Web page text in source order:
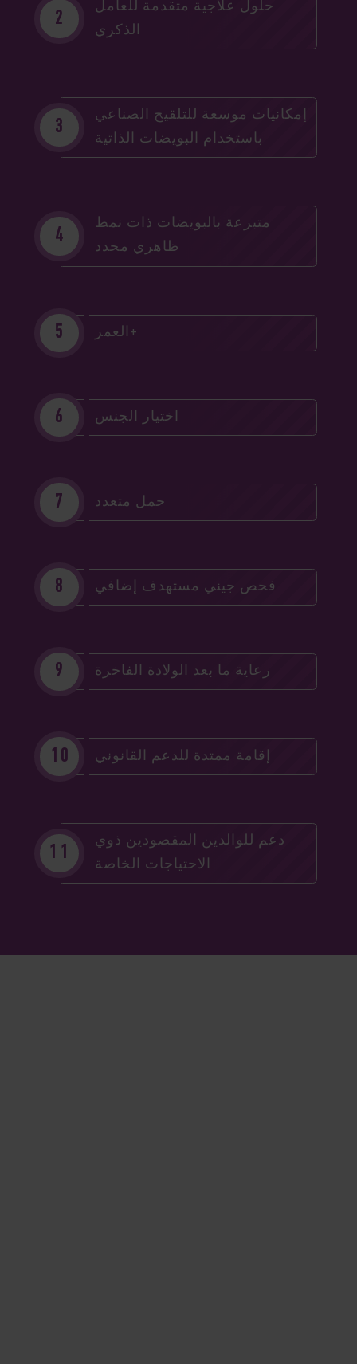
حلول علاجية متقدمة للعامل
الذكري
إمكانيات موسعة للتلقيح الصناعي
باستخدام البويضات الذاتية
متبرعة بالبويضات ذات نمط
ظاهري محدد
العمر+
اختيار الجنس
حمل متعدد
فحص جيني مستهدف إضافي
رعاية ما بعد الولادة الفاخرة
إقامة ممتدة للدعم القانوني
دعم للوالدين المقصودين ذوي
الاحتياجات الخاصة